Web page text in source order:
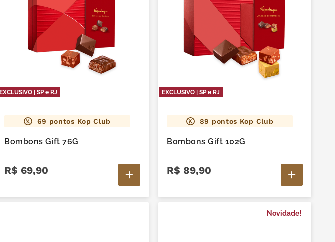
EXCLUSIVO | SP e RJ
69 pontos Kop Club
Bombons Gift 76G
R$ 69,90
EXCLUSIVO | SP e RJ
89 pontos Kop Club
Bombons Gift 102G
R$ 89,90
Novidade!